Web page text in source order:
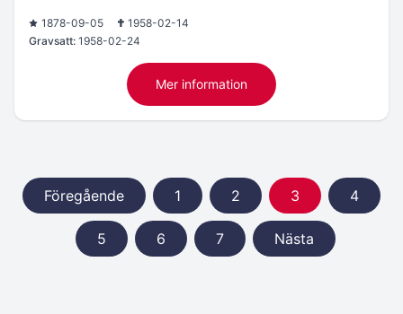
1878-09-05
1958-02-14
Gravsatt: 1958-02-24
Mer information
Föregående 1 2 3 4
5 6 7 Nästa